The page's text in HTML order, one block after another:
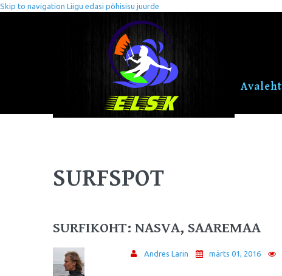
Skip to navigation Liigu edasi põhisisu juurde
Avaleht
SURFSPOT
SURFIKOHT: NASVA, SAAREMAA
Andres Larin märts 01, 2016